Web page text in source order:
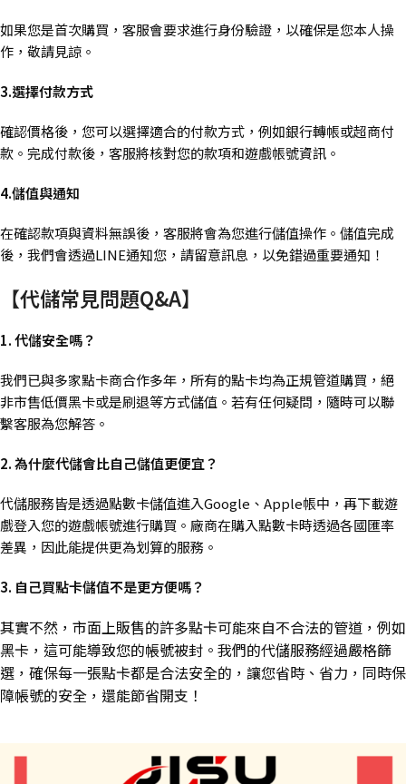
如果您是首次購買，客服會要求進行身份驗證，以確保是您本人操
作，敬請見諒。
3.選擇付款方式
確認價格後，您可以選擇適合的付款方式，例如銀行轉帳或超商付
款。完成付款後，客服將核對您的款項和遊戲帳號資訊。
4.儲值與通知
在確認款項與資料無誤後，客服將會為您進行儲值操作。儲值完成
後，我們會透過LINE通知您，請留意訊息，以免錯過重要通知！
【代儲常見問題Q&A】
1. 代儲安全嗎？
我們已與多家點卡商合作多年，所有的點卡均為正規管道購買，絕
非市售低價黑卡或是刷退等方式儲值。若有任何疑問，隨時可以聯
繫客服為您解答。
2. 為什麼代儲會比自己儲值更便宜？
代儲服務皆是透過點數卡儲值進入Google、Apple帳中，再下載遊
戲登入您的遊戲帳號進行購買。廠商在購入點數卡時透過各國匯率
差異，因此能提供更為划算的服務。
3. 自己買點卡儲值不是更方便嗎？
其實不然，市面上販售的許多點卡可能來自不合法的管道，例如
黑卡，這可能導致您的帳號被封。我們的代儲服務經過嚴格篩
選，確保每一張點卡都是合法安全的，讓您省時、省力，同時保
障帳號的安全，還能節省開支！